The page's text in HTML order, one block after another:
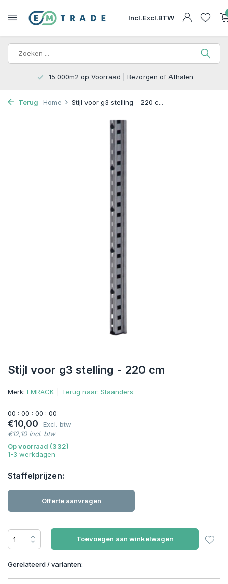
Incl.Excl.BTW
15.000m2 op Voorraad | Bezorgen of Afhalen
Terug Home Stijl voor g3 stelling - 220 c...
Stijl voor g3 stelling - 220 cm
Merk: EMRACK Terug naar: Staanders
00 : 00 : 00 : 00
€10,00
Excl. btw
€12,10 incl. btw
Op voorraad (332)
1-3 werkdagen
Staffelprijzen:
Offerte aanvragen
Toevoegen aan winkelwagen
Gerelateerd / varianten: